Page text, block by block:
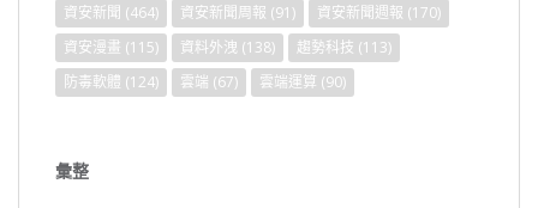
資安新聞 (464) 資安新聞周報 (91) 資安新聞週報 (170)
資安漫畫 (115) 資料外洩 (138) 趨勢科技 (113)
防毒軟體 (124) 雲端 (67) 雲端運算 (90)
彙整